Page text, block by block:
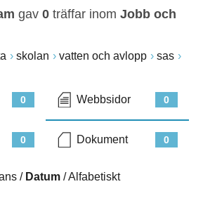
gav 0 träffar inom Jobb och
skolan vatten och avlopp sas
0 0
Webbsidor
0 0
Dokument
/ Datum /Alfabetiskt